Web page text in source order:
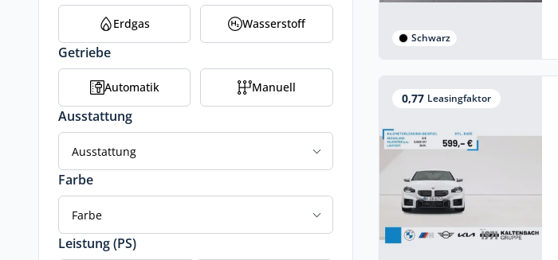
Erdgas Wasserstoff
Getriebe
Automatik Manuell
Ausstattung
Ausstattung
Farbe
Farbe
Leistung (PS)
Schwarz
0,77 Leasingfaktor